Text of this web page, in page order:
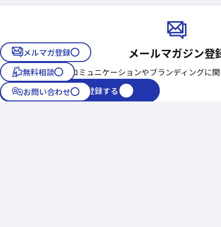
メールマガジン登
コーポレートコミュニケーションやブランディングに
メールマガジンに登録する
メルマガ登録
無料相談
お問い合わせ